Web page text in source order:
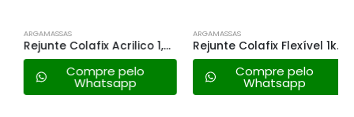
ARGAMASSAS
Rejunte Colafix Acrilico 1,3kg – Bronze
Compre pelo
Whatsapp
ARGAMASSAS
Rejunte Colafix Flexível 1kg – Creme
Compre pelo
Whatsapp